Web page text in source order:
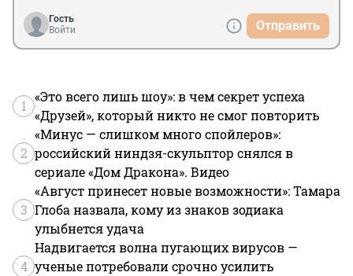
Гость
Войти
Отправить
1
«Это всего лишь шоу»: в чем секрет успеха
«Друзей», который никто не смог повторить
2
«Минус — слишком много спойлеров»:
российский ниндзя-скульптор снялся в
сериале «Дом Дракона». Видео
3
«Август принесет новые возможности»: Тамара
Глоба назвала, кому из знаков зодиака
улыбнется удача
4
Надвигается волна пугающих вирусов —
ученые потребовали срочно усилить